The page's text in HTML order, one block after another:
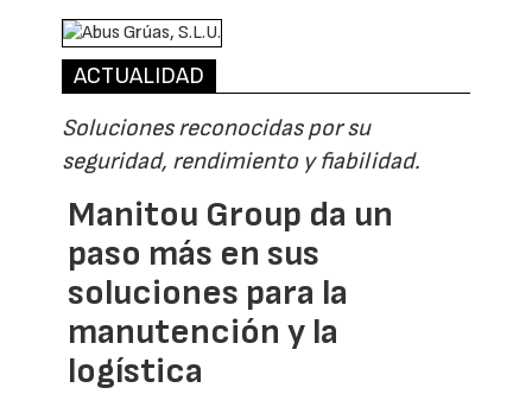
ACTUALIDAD
Soluciones reconocidas por su
seguridad, rendimiento y fiabilidad.
Manitou Group da un
paso más en sus
soluciones para la
manutención y la
logística